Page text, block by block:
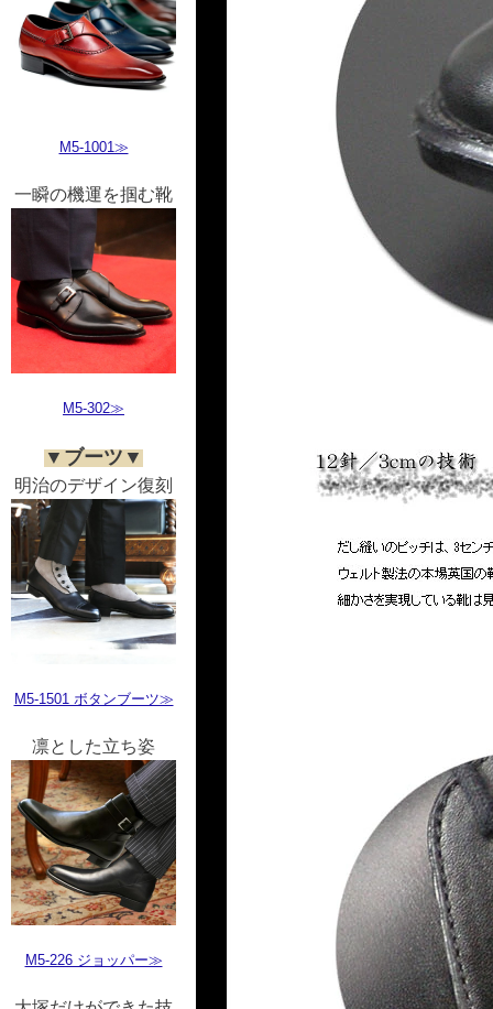
M5-1001≫
一瞬の機運を掴む靴
M5-302≫
▼ブーツ▼
明治のデザイン復刻
M5-1501 ボタンブーツ≫
凛とした立ち姿
M5-226 ジョッパー≫